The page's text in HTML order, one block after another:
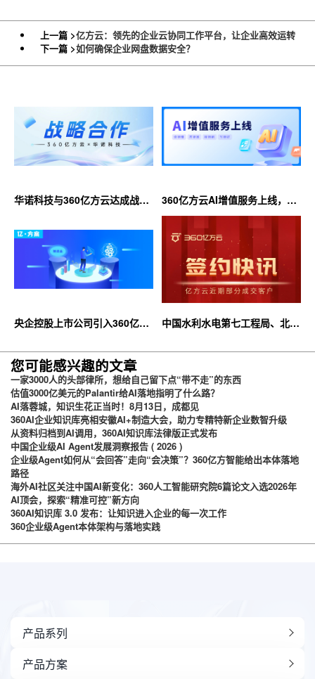
上一篇 >亿方云：领先的企业云协同工作平台，让企业高效运转
下一篇 >如何确保企业网盘数据安全？
华诺科技与360亿方云达成战略
360亿方云AI增值服务上线，超
大限时优惠等你来！
央企控股上市公司引入360亿方
台
中国水利水电第七工程局、北京
您可能感兴趣的文章
一家3000人的头部律所，想给自己留下点“带不走”的东西
估值3000亿美元的Palantir给AI落地指明了什么路？
AI落蓉城，知识生花正当时！8月13日，成都见
360AI企业知识库亮相安徽AI+制造大会，助力专精特新企业数智升级
从资料归档到AI调用，360AI知识库法律版正式发布
中国企业级AI Agent发展洞察报告 ( 2026 )
企业级Agent如何从“会回答”走向“会决策”？360亿方智能给出本体落地
路径
海外AI社区关注中国AI新变化：360人工智能研究院6篇论文入选2026年
AI顶会，探索“精准可控”新方向
360AI知识库 3.0 发布：让知识进入企业的每一次工作
360企业级Agent本体架构与落地实践
产品系列
产品方案